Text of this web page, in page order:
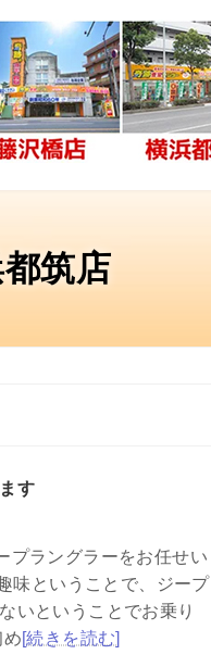
筑店
す
プラングラーをお任せい
味ということで、ジープ
いということでお乗り
[続きを読む]